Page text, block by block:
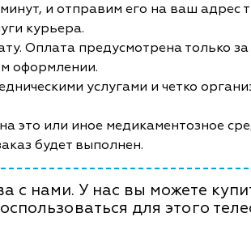
и отправим его на ваш адрес
курьера.
Оплата предусмотрена только
оформлении.
услугами и четко
это или иное медикаментозное
будет выполнен.
с нами. У нас вы можете
для этого